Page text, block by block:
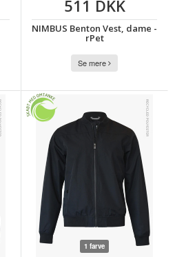
511 DKK
NIMBUS Benton Vest, dame -
rPet
Se mere
1 farve